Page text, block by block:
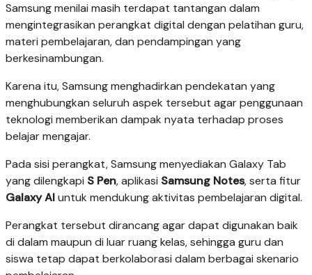
Samsung menilai masih terdapat tantangan dalam
mengintegrasikan perangkat digital dengan pelatihan guru,
materi pembelajaran, dan pendampingan yang
berkesinambungan.
Karena itu, Samsung menghadirkan pendekatan yang
menghubungkan seluruh aspek tersebut agar penggunaan
teknologi memberikan dampak nyata terhadap proses
belajar mengajar.
Pada sisi perangkat, Samsung menyediakan Galaxy Tab
yang dilengkapi S Pen, aplikasi Samsung Notes, serta fitur
Galaxy AIuntuk mendukung aktivitas pembelajaran digital.
Perangkat tersebut dirancang agar dapat digunakan baik
di dalam maupun di luar ruang kelas, sehingga guru dan
siswa tetap dapat berkolaborasi dalam berbagai skenario